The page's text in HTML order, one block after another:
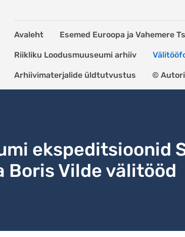
Avaleht Esemed Euroopa ja Vahemere
Riikliku Loodusmuuseumi arhiiv
Arhiivimaterjalide üldtutvustus ©
ekspeditsioonid
Boris Vilde välitööd